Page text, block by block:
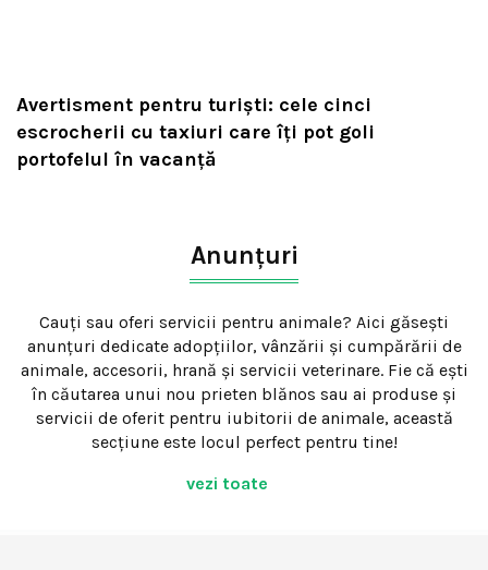
Avertisment pentru turiști: cele cinci
escrocherii cu taxiuri care îți pot goli
portofelul în vacanță
Anunțuri
Cauți sau oferi servicii pentru animale? Aici găsești
anunțuri dedicate adopțiilor, vânzării și cumpărării de
animale, accesorii, hrană și servicii veterinare. Fie că ești
în căutarea unui nou prieten blănos sau ai produse și
servicii de oferit pentru iubitorii de animale, această
secțiune este locul perfect pentru tine!
vezi toate